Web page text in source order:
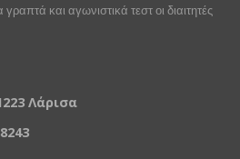
και αγωνιστικά τεστ οι διαιτητές
Λάρισα